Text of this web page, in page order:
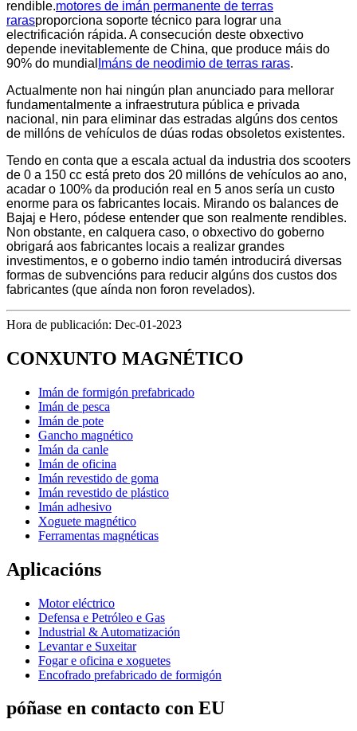
rendible.motores de imán permanente de terras
rarasproporciona soporte técnico para lograr una
electrificación rápida. A consecución deste obxectivo
depende inevitablemente de China, que produce máis do
90% do mundial Imáns de neodimio de terras raras.
Actualmente non hai ningún plan anunciado para mellorar
fundamentalmente a infraestrutura pública e privada
nacional, nin para eliminar das estradas algúns dos centos
de millóns de vehículos de dúas rodas obsoletos existentes.
Tendo en conta que a escala actual da industria dos scooters
de 0 a 150 cc está preto dos 20 millóns de vehículos ao ano,
acadar o 100% da produción real en 5 anos sería un custo
enorme para os fabricantes locais. Mirando os balances de
Bajaj e Hero, pódese entender que son realmente rendibles.
Non obstante, en calquera caso, o obxectivo do goberno
obrigará aos fabricantes locais a realizar grandes
investimentos, e o goberno indio tamén introducirá diversas
formas de subvencións para reducir algúns dos custos dos
fabricantes (que aínda non foron revelados).
Hora de publicación: Dec-01-2023
CONXUNTO MAGNÉTICO
Imán de formigón prefabricado
Imán de pesca
Imán de pote
Gancho magnético
Imán da canle
Imán de oficina
Imán revestido de goma
Imán revestido de plástico
Imán adhesivo
Xoguete magnético
Ferramentas magnéticas
Aplicacións
Motor eléctrico
Defensa e Petróleo e Gas
Industrial & Automatización
Levantar e Suxeitar
Fogar e oficina e xoguetes
Encofrado prefabricado de formigón
póñase en contacto con EU